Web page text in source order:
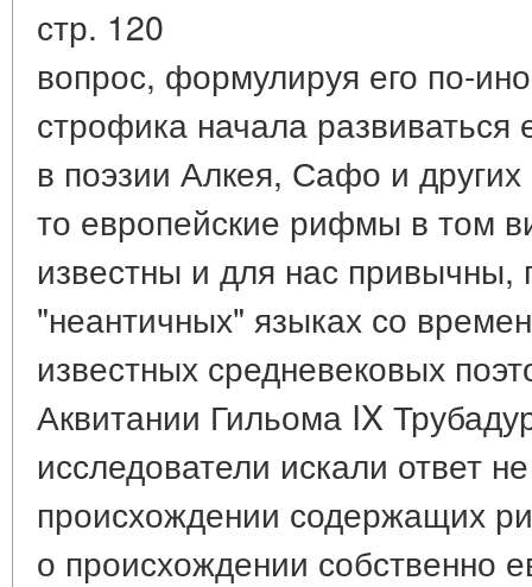
стр. 120
вопрос, формулируя его по-
строфика начала
в поэзии Алкея, Сафо и других
то европейские рифмы в том
известны и для нас привычны,
"неантичных" языках со
известных средневековых
Аквитании Гильома IX
исследователи искали ответ
происхождении содержащих
о происхождении собственно